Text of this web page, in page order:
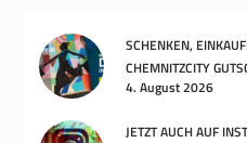
SCHENKEN,
CHEMNITZCITY
4. August 2026
JETZT AUCH AUF